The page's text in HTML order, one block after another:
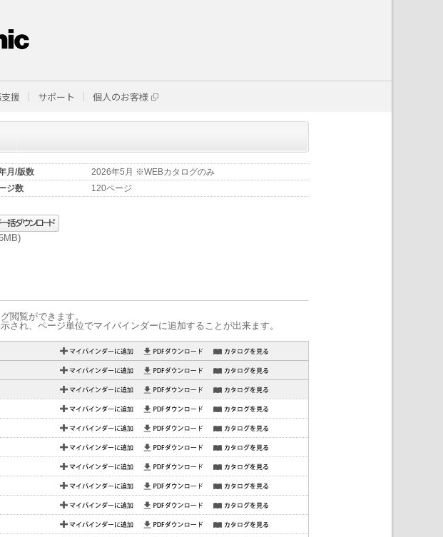
援 サポート 個人のお客様
月/版数
2026年5月 ※WEBカタログのみ
ジ数
120ページ
閲覧ができます。
され、ページ単位でマイバインダーに追加することが出来ます。